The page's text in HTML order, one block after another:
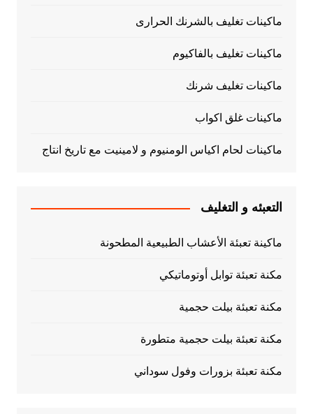
ماكينات تغليف بالشرنك الحرارى
ماكينات تغليف بالفاكيوم
ماكينات تغليف شرنك
ماكينات غلق اكواب
ماكينات لحام اكياس الومنيوم و لامينيت مع تاريخ انتاج
التعبئه و التغليف
ماكينة تعبئة الأعشاب الطبيعية المطحونة
مكنة تعبئة توابل أوتوماتيكي
مكنة تعبئة بيلت حجمية
مكنة تعبئة بيلت حجمية متطورة
مكنة تعبئة بزورات وفول سوداني